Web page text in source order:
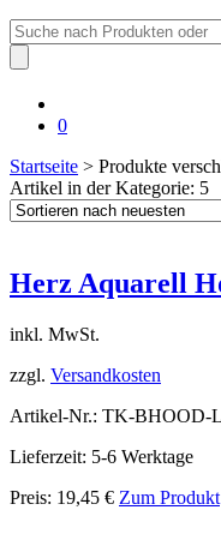
Suche
nach:
0
Startseite > Produkte
Artikel in der Kategorie: 5
Herz Aquarell
inkl. MwSt.
zzgl. Versandkosten
Artikel-Nr.: TK-BHOOD-
Lieferzeit: 5-6 Werktage
Preis: 19,45 € Zum Produkt